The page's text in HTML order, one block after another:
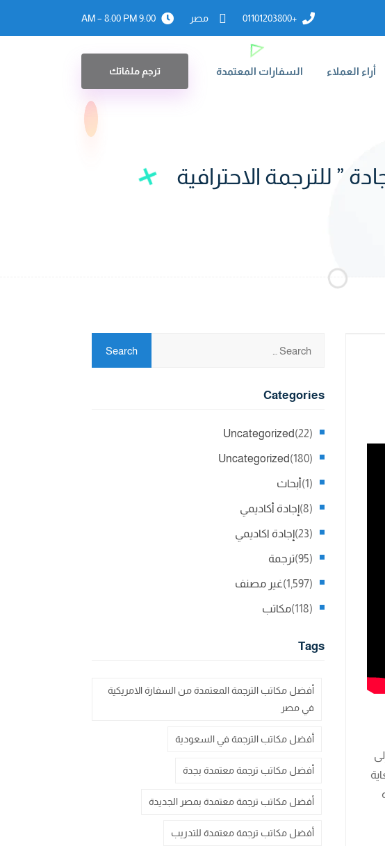
+01101203800 مصر 9:00 AM – 8:00 PM
أراء العملاء السفارات المعتمدة ترجم ملفاتك
” للترجمة الاحترافية
Categories
Uncategorized (22)
Uncategorized (180)
أبحاث (1)
إجادة أكاديمي (8)
إجادة اكاديمي (23)
ترجمة (95)
غير مصنف (1,597)
مكاتب (118)
Tags
أفضل مكاتب الترجمة المعتمدة من السفارة الامريكية
في مصر
أفضل مكاتب الترجمة في السعودية
أفضل مكاتب ترجمة معتمدة بجدة
أفضل مكاتب ترجمة معتمدة بمصر الجديدة
أفضل مكاتب ترجمة معتمدة للتدريب